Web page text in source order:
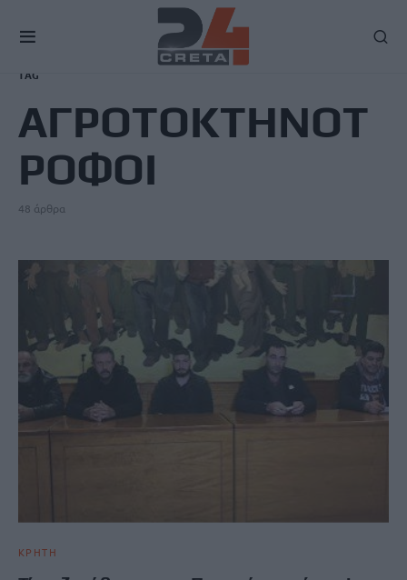
TAG
ΑΓΡΟΤΟΚΤΗΝΟΤ
ΡΟΦΟΙ
48 άρθρα
ΚΡΗΤΗ